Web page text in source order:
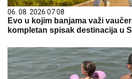
06. 08. 2026 07:08
Evo u kojim banjama važi
kompletan spisak destinacija u